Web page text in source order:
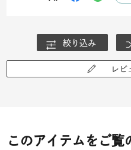
絞り込み
レビ
このアイテムをご覧